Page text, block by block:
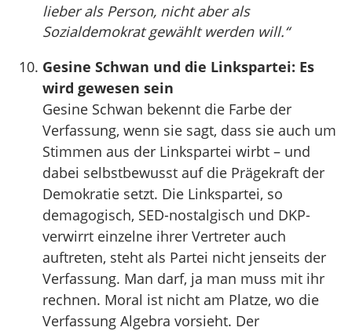
lieber als Person, nicht aber als
Sozialdemokrat gewählt werden will.“
Gesine Schwan und die Linkspartei: Es
wird gewesen sein
Gesine Schwan bekennt die Farbe der
Verfassung, wenn sie sagt, dass sie auch um
Stimmen aus der Linkspartei wirbt – und
dabei selbstbewusst auf die Prägekraft der
Demokratie setzt. Die Linkspartei, so
demagogisch, SED-nostalgisch und DKP-
verwirrt einzelne ihrer Vertreter auch
auftreten, steht als Partei nicht jenseits der
Verfassung. Man darf, ja man muss mit ihr
rechnen. Moral ist nicht am Platze, wo die
Verfassung Algebra vorsieht. Der